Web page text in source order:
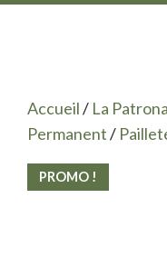
Accueil/ La
Permanent/
PROMO !